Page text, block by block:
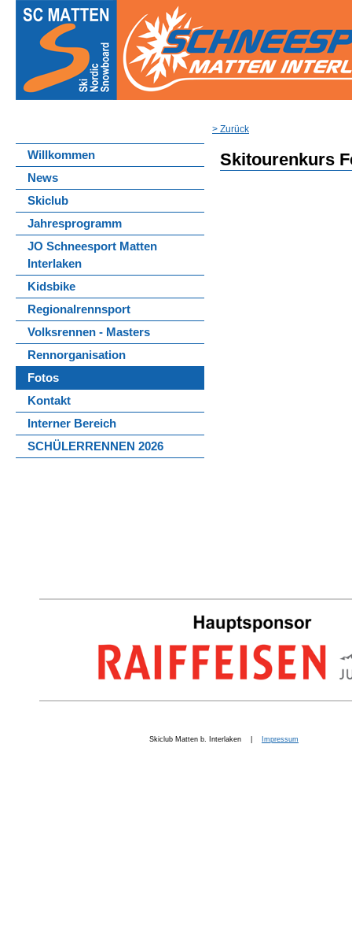
Willkommen
News
Skiclub
Jahresprogramm
JO Schneesport Matten
Interlaken
Kidsbike
Regionalrennsport
Volksrennen - Masters
Rennorganisation
Fotos
Kontakt
Interner Bereich
SCHÜLERRENNEN 2026
> Zurück
Skitourenkurs
Skiclub Matten b. Interlaken | Impressum